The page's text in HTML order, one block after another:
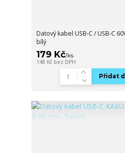
Datový kabel USB-C / USB-C
bílý
179 Kč/ks
148 Kč bez DPH
Přidat